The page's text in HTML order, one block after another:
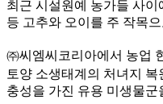
최근 시설원예 농가들 사이
등 고추와 오이를 주 작목
㈜씨엠씨코리아에서 농업
토양 소생태계의 처녀지
충성을 가진 유용 미생물